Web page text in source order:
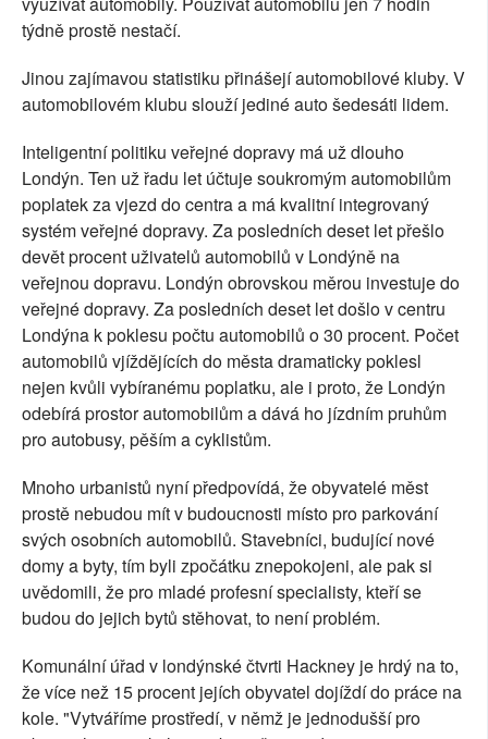
týdně prostě nestačí.
Jinou zajímavou statistiku přinášejí automobilové kluby. V
automobilovém klubu slouží jediné auto šedesáti lidem.
Inteligentní politiku veřejné dopravy má už dlouho
Londýn. Ten už řadu let účtuje soukromým automobilům
poplatek za vjezd do centra a má kvalitní integrovaný
systém veřejné dopravy. Za posledních deset let přešlo
devět procent uživatelů automobilů v Londýně na
veřejnou dopravu. Londýn obrovskou měrou investuje do
veřejné dopravy. Za posledních deset let došlo v centru
Londýna k poklesu počtu automobilů o 30 procent. Počet
automobilů vjíždějících do města dramaticky poklesl
nejen kvůli vybíranému poplatku, ale i proto, že Londýn
odebírá prostor automobilům a dává ho jízdním pruhům
pro autobusy, pěším a cyklistům.
Mnoho urbanistů nyní předpovídá, že obyvatelé měst
prostě nebudou mít v budoucnosti místo pro parkování
svých osobních automobilů. Stavebníci, budující nové
domy a byty, tím byli zpočátku znepokojeni, ale pak si
uvědomili, že pro mladé profesní specialisty, kteří se
budou do jejich bytů stěhovat, to není problém.
Komunální úřad v londýnské čtvrti Hackney je hrdý na to,
že více než 15 procent jejích obyvatel dojíždí do práce na
kole. "Vytváříme prostředí, v němž je jednodušší pro